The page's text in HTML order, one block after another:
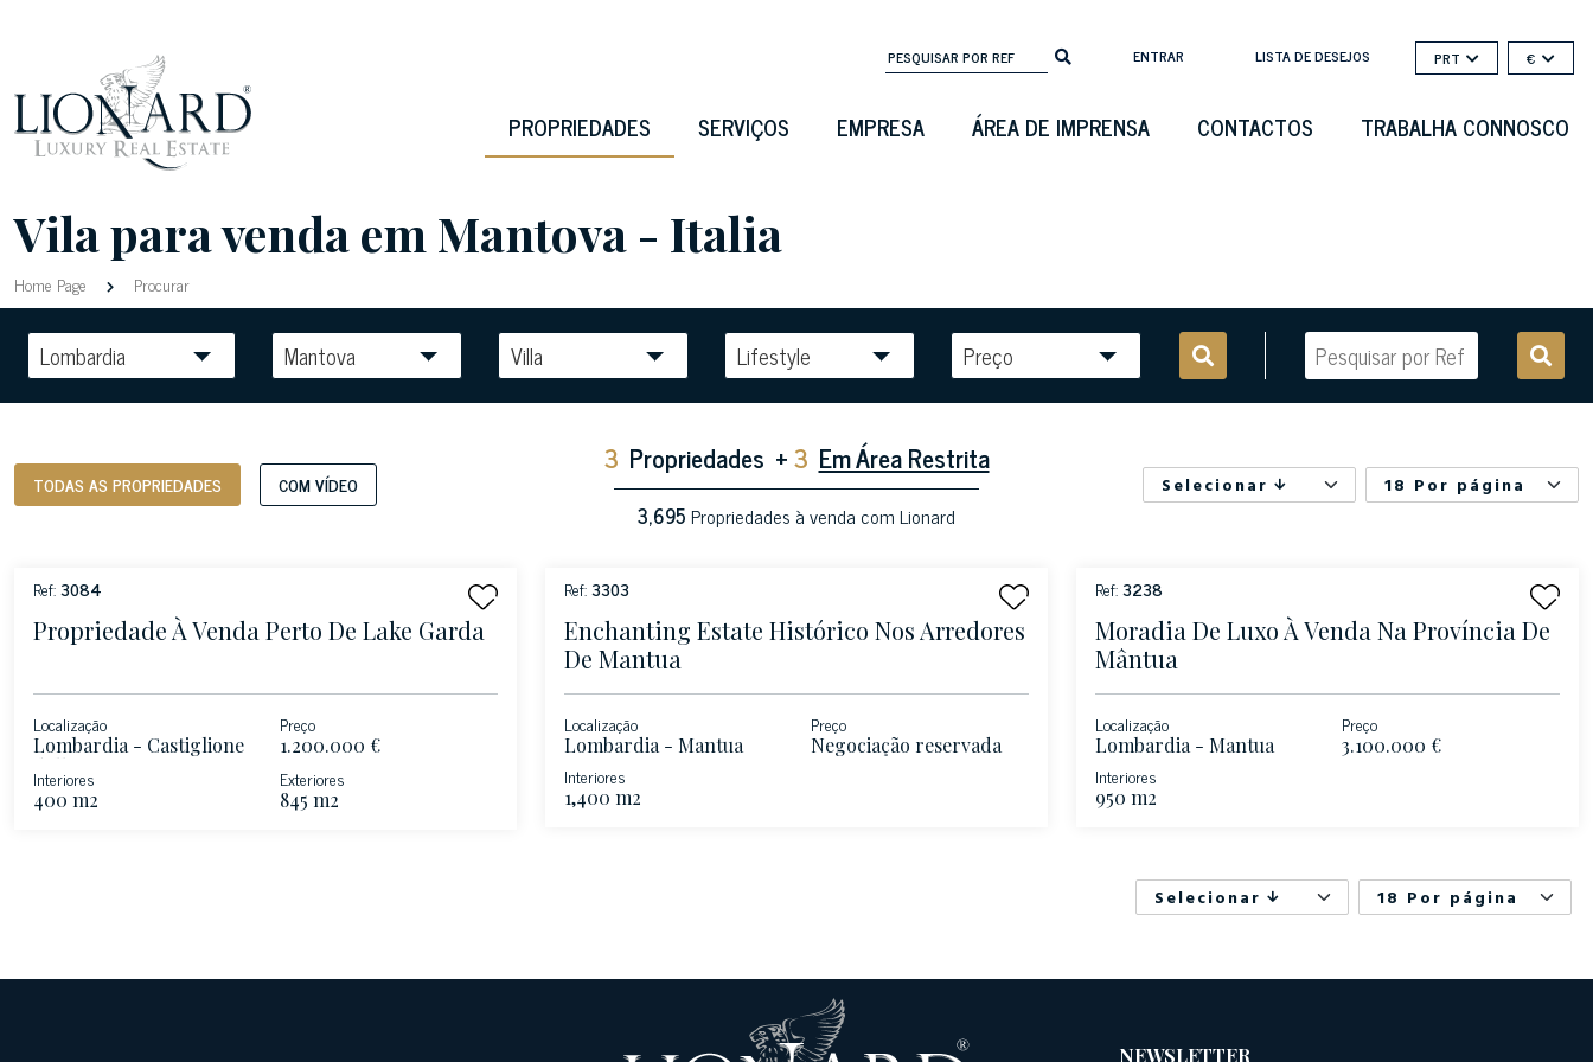
ENTRAR LISTA DE DESEJOS PRT €
PROPRIEDADES SERVIÇOS EMPRESA ÁREA DE IMPRENSA CONTACTOS TRABALHA CONNOSCO
Vila para venda em Mantova - Italia
Home Page Procurar
Lombardia Mantova Villa Lifestyle Preço
TODAS AS PROPRIEDADES COM VÍDEO
3 Propriedades +3 Em Área Restrita
3,695Propriedades à venda com Lionard
Selecionar 18 Por página
Ref:3084
Propriedade À Venda Perto De Lake Garda
Localização
Lombardia - Castiglione
delle Stiviere
Preço
1.200.000 €
Interiores
400 m2
Exteriores
845 m2
Ref:3303
Enchanting Estate Histórico Nos Arredores
De Mantua
Localização
Lombardia - Mantua
Preço
Negociação reservada
Interiores
1,400 m2
Ref:3238
Moradia De Luxo À Venda Na Província De
Mântua
Localização
Lombardia - Mantua
Preço
3.100.000 €
Interiores
950 m2
Selecionar 18 Por página
NEWSLETTER